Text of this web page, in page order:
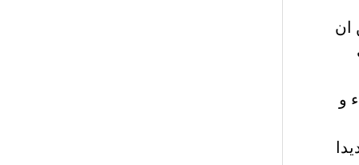
ان
و